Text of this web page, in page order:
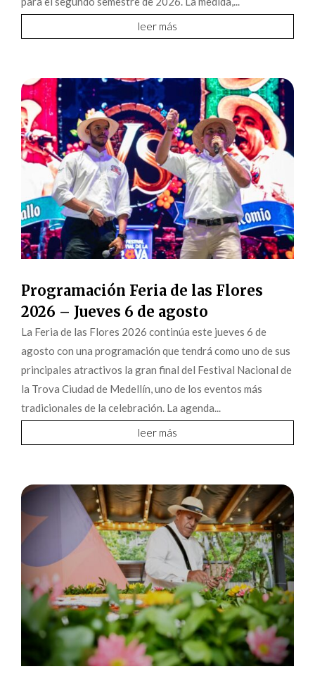
leer más
Programación Feria de las Flores
2026 – Jueves 6 de agosto
La Feria de las Flores 2026 continúa este jueves 6 de
agosto con una programación que tendrá como uno de sus
principales atractivos la gran final del Festival Nacional de
la Trova Ciudad de Medellín, uno de los eventos más
tradicionales de la celebración. La agenda...
leer más